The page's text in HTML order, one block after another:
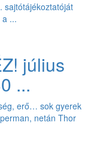
sajtótájékoztatóját
...
július
...
erő… sok gyerek
netán Thor